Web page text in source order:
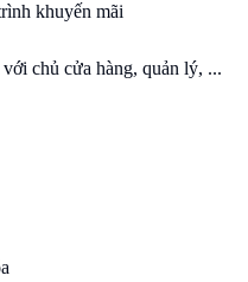
khuyến mãi
chủ cửa hàng, quản lý, ...